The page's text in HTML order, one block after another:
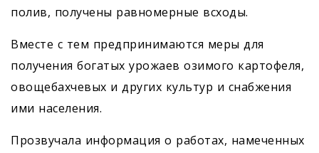
полив, получены равномерные всходы.
Вместе с тем предпринимаются меры для
получения богатых урожаев озимого картофеля,
овощебахчевых и других культур и снабжения
ими населения.
Прозвучала информация о работах, намеченных